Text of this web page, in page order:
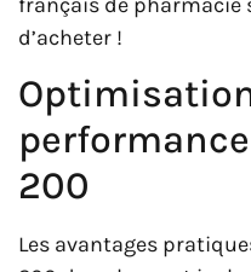
d’acheter !
200
Les avantages